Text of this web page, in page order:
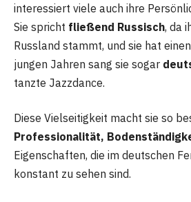
interessiert viele auch ihre
Sie spricht fließend Russisch, da
Russland stammt, und sie hat
jungen Jahren sang sie sogar
tanzte Jazzdance.
Diese Vielseitigkeit macht sie so
Professionalität,
Eigenschaften, die im deutschen
konstant zu sehen sind.